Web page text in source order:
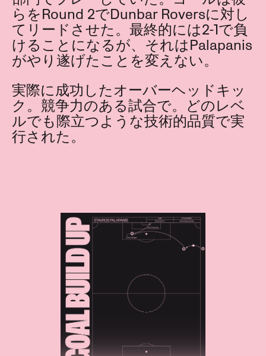
らをRound 2でDunbar Roversに対し
てリードさせた。最終的には2-1で負
けることになるが、それはPalapanis
がやり遂げたことを変えない。
実際に成功したオーバーヘッドキッ
ク。競争力のある試合で。どのレベ
ルでも際立つような技術的品質で実
行された。